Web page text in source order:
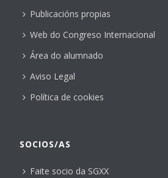
Publicacións propias
Web do Congreso Internacional
Área do alumnado
Aviso Legal
Política de cookies
SOCIOS/AS
Faite socio da SGXX